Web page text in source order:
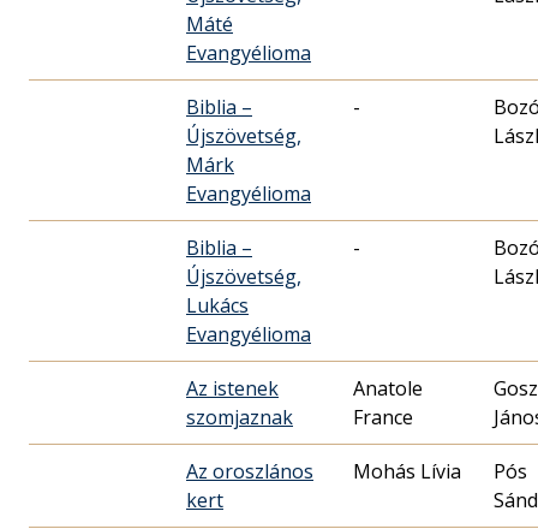
Máté
Evangyélioma
Biblia –
Újszövetség,
Márk
Evangyélioma
-
Biblia –
Újszövetség,
Lukács
Evangyélioma
-
Az istenek
szomjaznak
Anatole
France
Az oroszlános
kert
Mohás Lívia
Pós